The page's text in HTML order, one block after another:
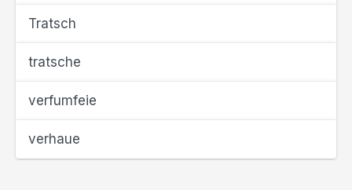
Tratsch
tratsche
verfumfeie
verhaue